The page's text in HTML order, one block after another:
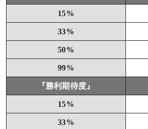
15%
33%
50%
99%
『勝利期待度』
15%
33%